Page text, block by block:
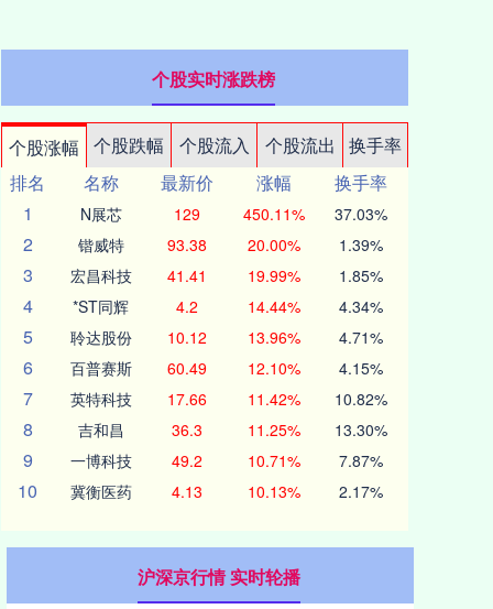
个股实时涨跌榜
个股涨幅 个股跌幅 个股流入 个股流出
换手率
排名
名称 最新价 涨幅
换手率
1
N展芯 129 450.11% 37.03%
2 锴威特 93.38 20.00% 1.39%
3 宏昌科技 41.41 19.99% 1.85%
4 *ST同辉 4.2 14.44% 4.34%
5 聆达股份 10.12 13.96% 4.71%
6 百普赛斯 60.49 12.10% 4.15%
7 英特科技 17.66 11.42% 10.82%
8 吉和昌 36.3 11.25% 13.30%
9 一博科技 49.2 10.71% 7.87%
10 冀衡医药 4.13 10.13% 2.17%
沪深京行情 实时轮播